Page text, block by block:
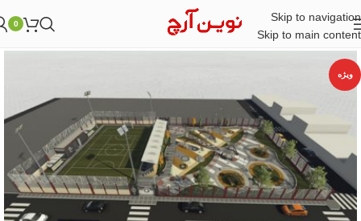
Skip to navigation
Skip to main content
0
ویژه